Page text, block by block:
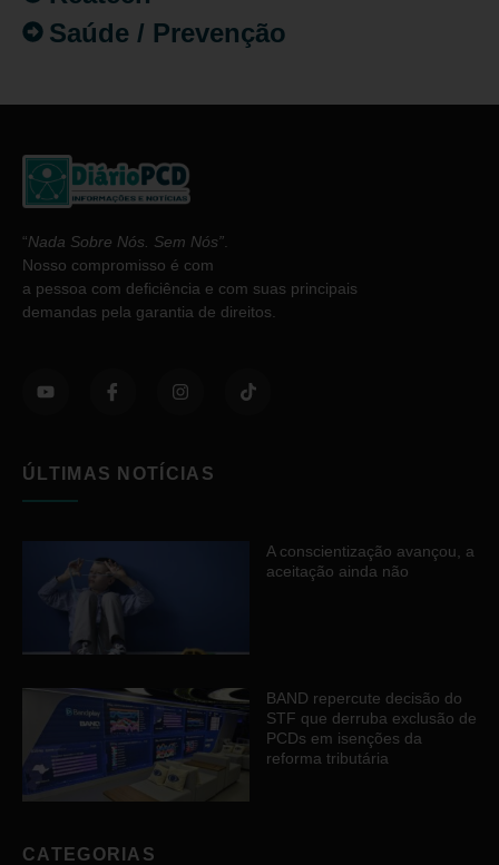
Saúde / Prevenção
“Nada Sobre Nós. Sem Nós”
Nosso compromisso é com
a pessoa com deficiência e com suas principais
demandas pela garantia de direitos.
ÚLTIMAS NOTÍCIAS
A conscientização avançou, a
aceitação ainda não
BAND repercute decisão do
STF que derruba exclusão de
PCDs em isenções da
reforma tributária
CATEGORIAS